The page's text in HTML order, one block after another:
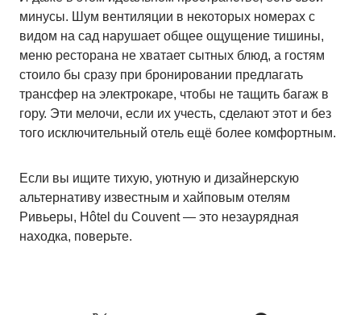
минусы. Шум вентиляции в некоторых номерах с
видом на сад нарушает общее ощущение тишины,
меню ресторана не хватает сытных блюд, а гостям
стоило бы сразу при бронировании предлагать
трансфер на электрокаре, чтобы не тащить багаж в
гору. Эти мелочи, если их учесть, сделают этот и без
того исключительный отель ещё более комфортным.
Если вы ищите тихую, уютную и дизайнерскую
альтернативу известным и хайповым отелям
Ривьеры, Hôtel du Couvent — это незаурядная
находка, поверьте.